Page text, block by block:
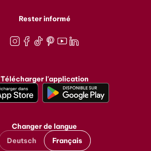
Rester informé
Télécharger l'application
Changer de langue
Deutsch
Français